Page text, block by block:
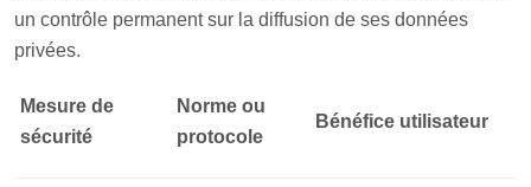
un contrôle permanent sur la diffusion de ses données
privées.
Mesure de
sécurité
Norme ou
protocole
Bénéfice utilisateur